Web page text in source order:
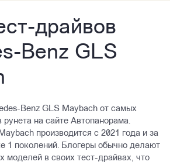
драйвов
Benz GLS
Benz GLS Maybach от самых
рунета на сайте Автопанорама.
производится с 2021 года и за
1 поколений. Блогеры обычно делают
моделей в своих тест-драйвах, что